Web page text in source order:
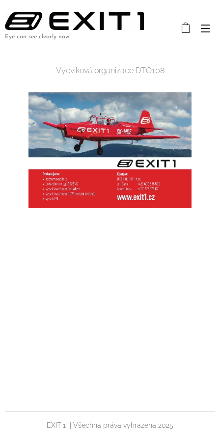
Eye can see clearly now
Výcviková organizace DTO108
EXIT 1 | Všechna práva vyhrazena 2025